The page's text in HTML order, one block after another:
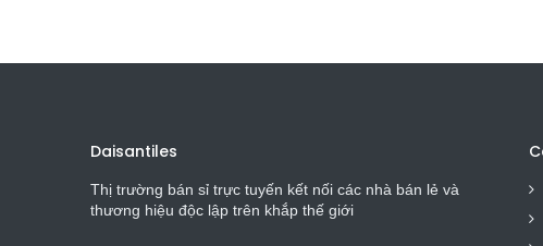
Daisantiles
Thị trường bán sỉ trực tuyến kết nối các nhà bán lẻ và
thương hiệu độc lập trên khắp thế giới